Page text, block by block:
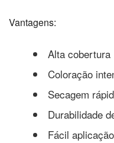
Vantagens:
Alta cobertura
Coloração
Secagem
Durabilidade
Fácil aplicação